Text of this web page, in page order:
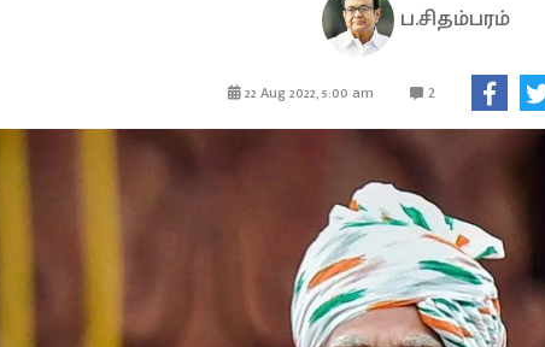
ப.சிதம்பரம்
22 Aug 2022, 5:00 am 2